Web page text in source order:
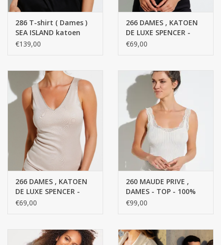
286 T-shirt ( Dames )
SEA ISLAND katoen
SHIRT SS
€139,00
266 DAMES , KATOEN
DE LUXE SPENCER -
100% katoen getwijnd
€69,00
266 DAMES , KATOEN
DE LUXE SPENCER -
100% katoen getwijnd
€69,00
260 MAUDE PRIVE ,
DAMES - TOP - 100%
katoen getwijnd fijn,
€99,00